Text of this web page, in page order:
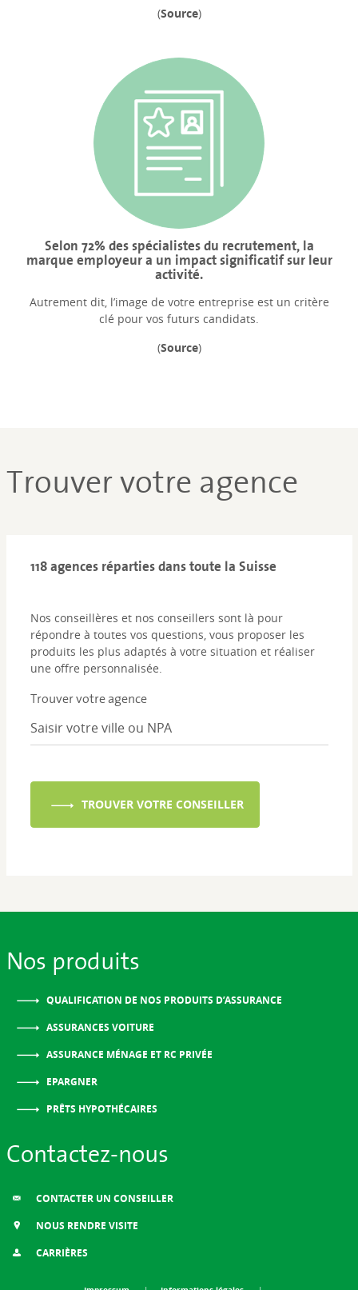
(Source)
Selon 72% des spécialistes du recrutement, la
marque employeur a un impact significatif sur leur
activité.
Autrement dit, l’image de votre entreprise est un critère
clé pour vos futurs candidats.
(Source)
Trouver votre agence
118 agences réparties dans toute la Suisse
Nos conseillères et nos conseillers sont là pour
répondre à toutes vos questions, vous proposer les
produits les plus adaptés à votre situation et réaliser
une offre personnalisée.
Trouver votre agence
TROUVER VOTRE CONSEILLER
Nos produits
QUALIFICATION DE NOS PRODUITS D’ASSURANCE
ASSURANCES VOITURE
ASSURANCE MÉNAGE ET RC PRIVÉE
EPARGNER
PRÊTS HYPOTHÉCAIRES
Contactez-nous
CONTACTER UN CONSEILLER
NOUS RENDRE VISITE
CARRIÈRES